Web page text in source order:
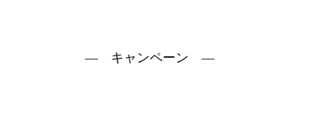
― キャンペーン ―